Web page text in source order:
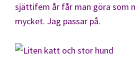
sjättifem år får man göra som
mycket. Jag passar på.